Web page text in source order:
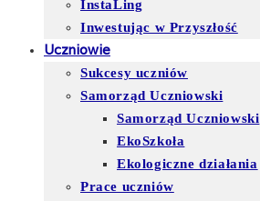
InstaLing
Inwestując w Przyszłość
Uczniowie
Sukcesy uczniów
Samorząd Uczniowski
Samorząd Uczniowski
EkoSzkoła
Ekologiczne działania
Prace uczniów